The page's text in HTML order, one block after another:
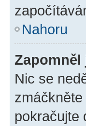
Nahoru
Zapomněl
Nic se
pokračujte